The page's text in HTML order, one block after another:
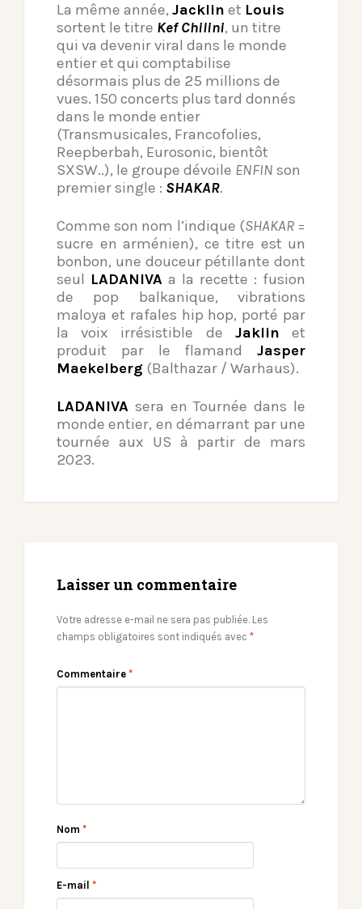
La même année, Jacklin et Louis
sortent le titre Kef Chilini, un titre
qui va devenir viral dans le monde
entier et qui comptabilise
désormais plus de 25 millions de
vues. 150 concerts plus tard donnés
dans le monde entier
(Transmusicales, Francofolies,
Reepberbah, Eurosonic, bientôt
SXSW..), le groupe dévoile ENFIN son
premier single : SHAKAR.
Comme son nom l’indique (SHAKAR =
sucre en arménien), ce titre est un
bonbon, une douceur pétillante dont
seul LADANIVA a la recette : fusion
de pop balkanique, vibrations
maloya et rafales hip hop, porté par
la voix irrésistible de Jaklin et
produit par le flamand Jasper
Maekelberg (Balthazar / Warhaus).
LADANIVA sera en Tournée dans le
monde entier, en démarrant par une
tournée aux US à partir de mars
2023.
Laisser un commentaire
Votre adresse e-mail ne sera pas publiée. Les
champs obligatoires sont indiqués avec *
Commentaire *
Nom *
E-mail *